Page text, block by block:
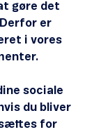
gøre det
er
i vores
sociale
du bliver
for